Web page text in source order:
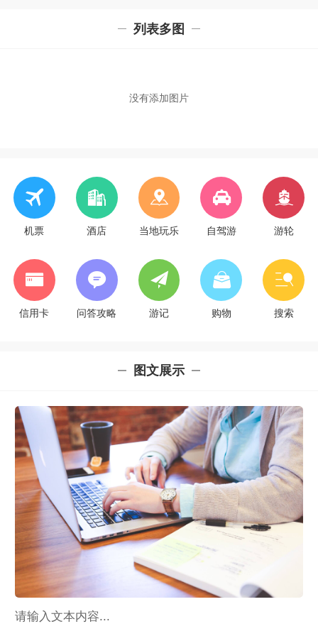
列表多图
没有添加图片
机票 酒店 当地玩乐 自驾游 游轮
信用卡 问答攻略 游记 购物 搜索
图文展示
请输入文本内容...